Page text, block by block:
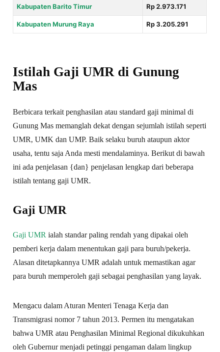
Kabupaten Barito Timur Rp 2.973.171
Kabupaten Murung Raya Rp 3.205.291
Istilah Gaji UMR di Gunung
Mas
Berbicara terkait penghasilan atau standard gaji minimal di
Gunung Mas memanglah dekat dengan sejumlah istilah seperti
UMR, UMK dan UMP. Baik selaku buruh ataupun aktor
usaha, tentu saja Anda mesti mendalaminya. Berikut di bawah
ini ada penjelasan {dan} penjelasan lengkap dari beberapa
istilah tentang gaji UMR.
Gaji UMR
Gaji UMR ialah standar paling rendah yang dipakai oleh
pemberi kerja dalam menentukan gaji para buruh/pekerja.
Alasan ditetapkannya UMR adalah untuk memastikan agar
para buruh memperoleh gaji sebagai penghasilan yang layak.
Mengacu dalam Aturan Menteri Tenaga Kerja dan
Transmigrasi nomor 7 tahun 2013. Permen itu mengatakan
bahwa UMR atau Penghasilan Minimal Regional dikukuhkan
oleh Gubernur menjadi petinggi pengaman dalam lingkup